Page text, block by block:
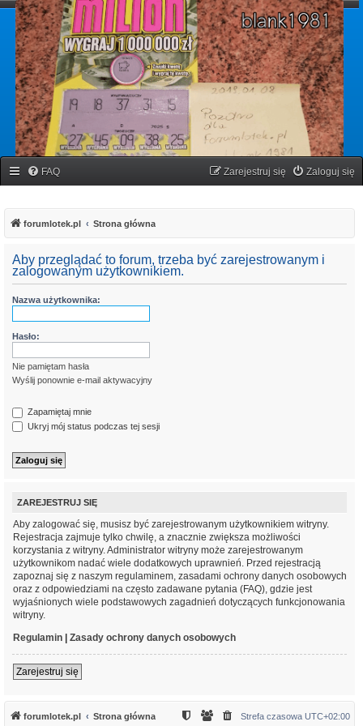
forumlotek.pl
Forum gier liczbowych
FAQ Zaloguj się
Zarejestruj się
forumlotek.pl Strona główna
Aby przeglądać to forum, trzeba być zarejestrowanym i
zalogowanym użytkownikiem.
Nazwa użytkownika:
Hasło:
Nie pamiętam hasła
Wyślij ponownie e-mail aktywacyjny
Zapamiętaj mnie
Ukryj mój status podczas tej sesji
ZAREJESTRUJ SIĘ
Aby zalogować się, musisz być zarejestrowanym użytkownikiem witryny.
Rejestracja zajmuje tylko chwilę, a znacznie zwiększa możliwości
korzystania z witryny. Administrator witryny może zarejestrowanym
użytkownikom nadać wiele dodatkowych uprawnień. Przed rejestracją
zapoznaj się z naszym regulaminem, zasadami ochrony danych osobowych
oraz z odpowiedziami na często zadawane pytania (FAQ), gdzie jest
wyjaśnionych wiele podstawowych zagadnień dotyczących funkcjonowania
witryny.
Regulamin
Zasady ochrony danych osobowych
Zarejestruj się
forumlotek.pl Strona główna Strefa czasowa UTC+02:00